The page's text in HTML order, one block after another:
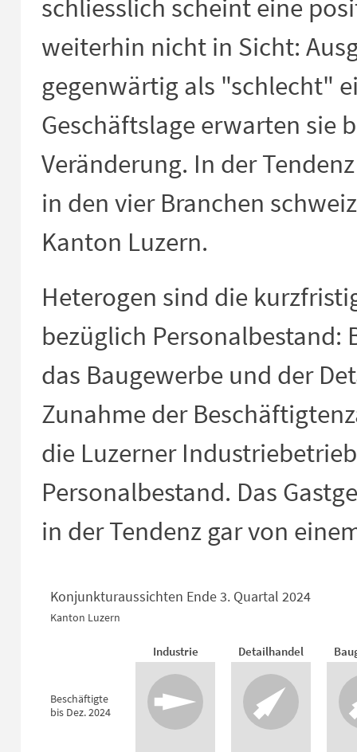
schliesslich scheint eine
weiterhin nicht in Sicht:
gegenwärtig als "schlecht"
Geschäftslage erwarten sie
Veränderung. In der
in den vier Branchen
Kanton Luzern.
Heterogen sind die
bezüglich Personalbestand:
das Baugewerbe und der
Zunahme der
die Luzerner
Personalbestand. Das
in der Tendenz gar von
View as data table, Konjunkturaussichten Ende 3. Quartal 2024
Beschäftigte
bis Dez. 2024
Industrie Detailhandel
Konjunkturaussichten Ende 3. Quartal 2024
Kanton Luzern